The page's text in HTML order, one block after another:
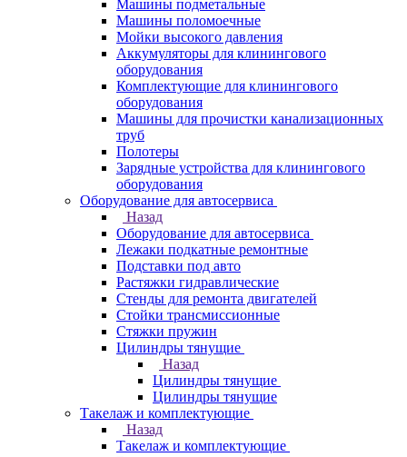
Машины подметальные
Машины поломоечные
Мойки высокого давления
Аккумуляторы для клинингового
оборудования
Комплектующие для клинингового
оборудования
Машины для прочистки канализационных
труб
Полотеры
Зарядные устройства для клинингового
оборудования
Оборудование для автосервиса
Назад
Оборудование для автосервиса
Лежаки подкатные ремонтные
Подставки под авто
Растяжки гидравлические
Стенды для ремонта двигателей
Стойки трансмиссионные
Стяжки пружин
Цилиндры тянущие
Назад
Цилиндры тянущие
Цилиндры тянущие
Такелаж и комплектующие
Назад
Такелаж и комплектующие